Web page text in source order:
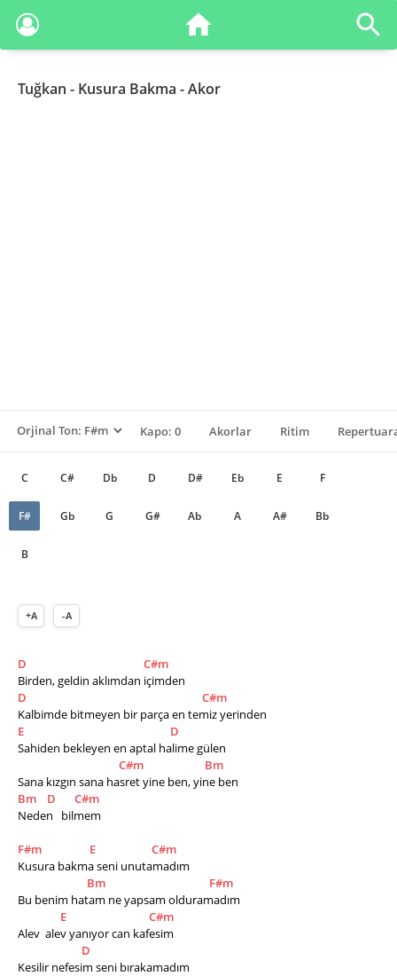
Tuğkan - Kusura Bakma - Akor
Kapo: 0 Akorlar Ritim
C C# Db D D# Eb E F
F# Gb G G# Ab A A# Bb
B
+A -A
D
C#m
Birden, geldin aklımdan içimden
D
C#m
Kalbimde bitmeyen bir parça en temiz yerinden
E
D
Sahiden bekleyen en aptal halime gülen
C#m
Bm
Sana kızgın sana hasret yine ben, yine ben
Bm
D
C#m
Neden   bilmem
F#m E
C#m
Kusura bakma seni unutamadım
Bm
F#m
Bu benim hatam ne yapsam olduramadım
E
C#m
Alev  alev yanıyor can kafesim
D
Kesilir nefesim seni bırakamadım